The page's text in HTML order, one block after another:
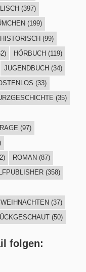
(397)
(199)
HISTORISCH(99)
HÖRBUCH (119)
JUGENDBUCH (34)
(33)
(35)
(97)
ROMAN (87)
(358)
WEIHNACHTEN(37)
(50)
folgen: